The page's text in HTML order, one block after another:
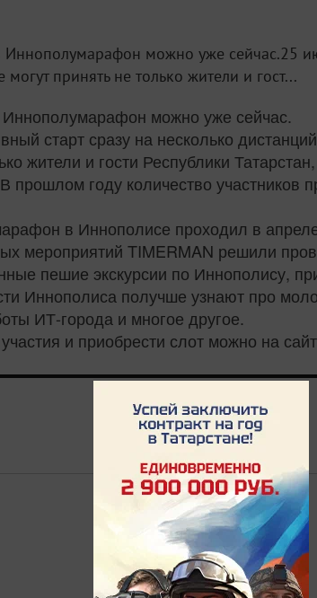
Иннополумарафон можно уже сейчас.25
принять не только жители и гост...
Иннополумарафон можно уже сейчас.
старт сразу на несколько
жители и гости Республики
прошлом году количество участников
в Иннополисе проходил в
мероприятий TIMERMAN решили
пешие экскурсии по Иннополису,
Иннополиса получше узнают про
ИТ-города и многое другое.
и приобрести слот можно на